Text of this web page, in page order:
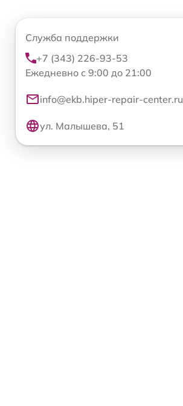
Служба поддержки
+7 (343) 226-93-53
Ежедневно с 9:00 до 21:00
info@ekb.hiper-repair-center.ru
ул. Малышева, 51